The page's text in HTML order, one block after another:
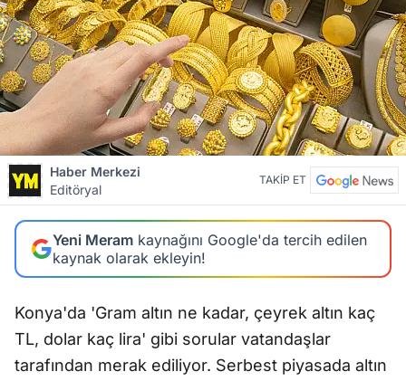
Haber Merkezi
Editöryal
TAKİP ET
Yeni Meram kaynağını Google'da tercih edilen
kaynak olarak ekleyin!
Konya'da 'Gram altın ne kadar, çeyrek altın kaç
TL, dolar kaç lira' gibi sorular vatandaşlar
tarafından merak ediliyor. Serbest piyasada altın